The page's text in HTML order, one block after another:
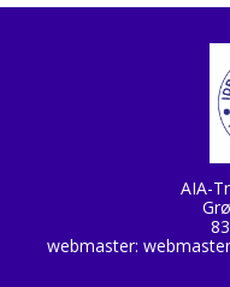
AIA-
webmaster: